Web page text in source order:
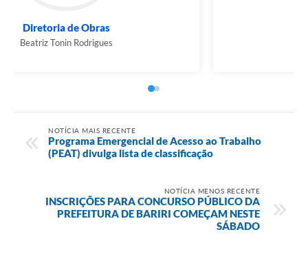
Beatriz Tonin Rodrigues
NOTÍCIA MAIS RECENTE
Programa Emergencial de Acesso ao Trabalho
(PEAT) divulga lista de classificação
NOTÍCIA MENOS RECENTE
INSCRIÇÕES PARA CONCURSO PÚBLICO DA
PREFEITURA DE BARIRI COMEÇAM NESTE
SÁBADO